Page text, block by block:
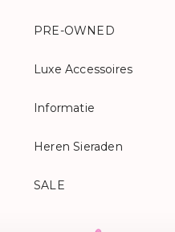
PRE-OWNED
Luxe Accessoires
Informatie
Heren Sieraden
SALE